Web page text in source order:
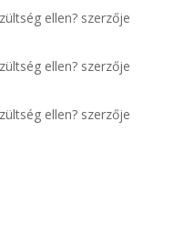
ellen?szerzője
ellen?szerzője
ellen?szerzője